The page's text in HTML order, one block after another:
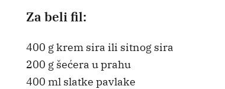
Za beli fil:
400 g krem sira ili sitnog sira
200 g šećera u prahu
400 ml slatke pavlake